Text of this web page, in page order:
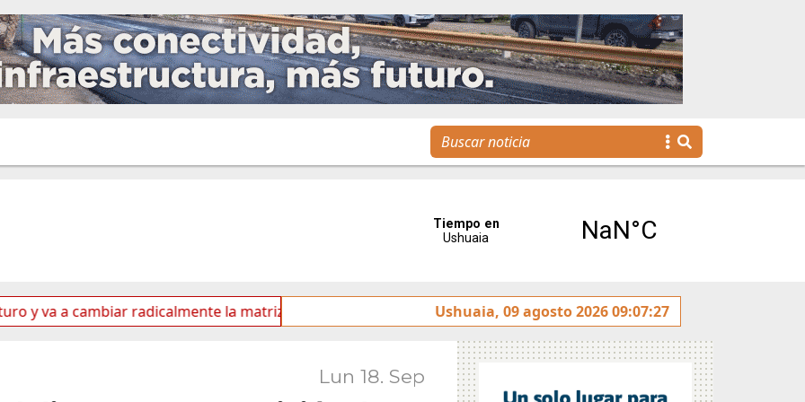
radicalmente la matriz energética de Ushuaia” La voz de Tolhuin llegó al Congreso de la Nación a
Ushuaia, 09 agosto 2026 09:07:27
Lun 18. Sep